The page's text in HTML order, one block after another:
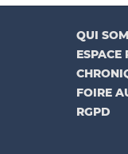
QUI
ESPACE
FOIRE
RGPD